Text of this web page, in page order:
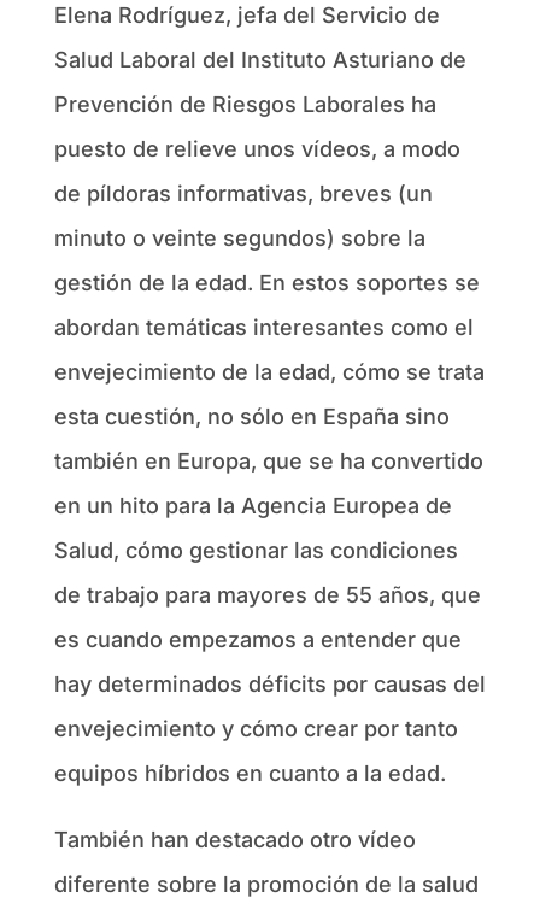
Elena Rodríguez, jefa del Servicio de
Salud Laboral del Instituto Asturiano de
Prevención de Riesgos Laborales ha
puesto de relieve unos vídeos, a modo
de píldoras informativas, breves (un
minuto o veinte segundos) sobre la
gestión de la edad. En estos soportes se
abordan temáticas interesantes como el
envejecimiento de la edad, cómo se trata
esta cuestión, no sólo en España sino
también en Europa, que se ha convertido
en un hito para la Agencia Europea de
Salud, cómo gestionar las condiciones
de trabajo para mayores de 55 años, que
es cuando empezamos a entender que
hay determinados déficits por causas del
envejecimiento y cómo crear por tanto
equipos híbridos en cuanto a la edad.
También han destacado otro vídeo
diferente sobre la promoción de la salud